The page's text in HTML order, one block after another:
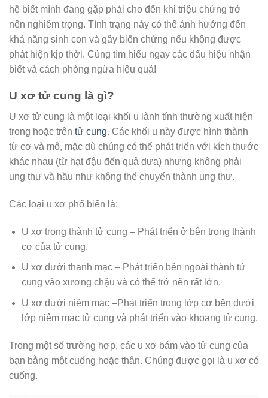
hề biết mình đang gặp phải cho đến khi triệu chứng trở
nên nghiêm trọng. Tình trạng này có thể ảnh hưởng đến
khả năng sinh con và gây biến chứng nếu không được
phát hiện kịp thời. Cùng tìm hiểu ngay các dấu hiệu nhận
biết và cách phòng ngừa hiệu quả!
U xơ tử cung là gì?
U xơ tử cung là một loại khối u lành tính thường xuất hiện
trong hoặc trên tử cung. Các khối u này được hình thành
từ cơ và mô, mặc dù chúng có thể phát triển với kích thước
khác nhau (từ hạt đậu đến quả dưa) nhưng không phải
ung thư và hầu như không thể chuyển thành ung thư.
Các loại u xơ phổ biến là:
U xơ trong thành tử cung – Phát triển ở bên trong thành
cơ của tử cung.
U xơ dưới thanh mạc – Phát triển bên ngoài thành tử
cung vào xương chậu và có thể trở nên rất lớn.
U xơ dưới niêm mạc –Phát triển trong lớp cơ bên dưới
lớp niêm mạc tử cung và phát triển vào khoang tử cung.
Trong một số trường hợp, các u xơ bám vào tử cung của
bạn bằng một cuống hoặc thân. Chúng được gọi là u xơ có
cuống.